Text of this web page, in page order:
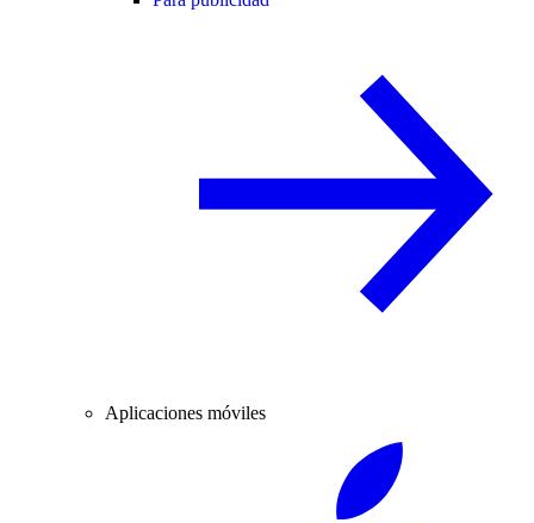
Aplicaciones móviles